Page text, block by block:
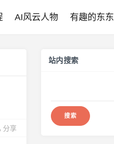
AI风云人物 有趣的东东
分享
站内搜索